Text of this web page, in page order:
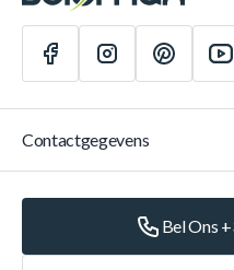
Contactgegevens
Bel Ons